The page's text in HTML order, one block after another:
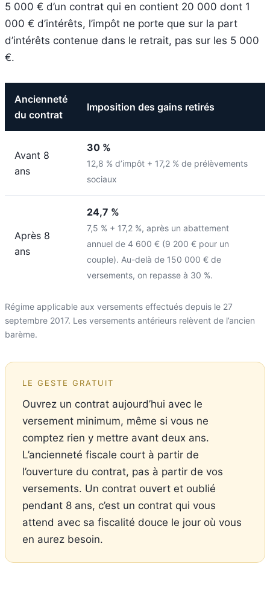
5 000 € d’un contrat qui en contient 20 000 dont 1
000 € d’intérêts, l’impôt ne porte que sur la part
d’intérêts contenue dans le retrait, pas sur les 5 000
€.
Ancienneté
du contrat
Imposition des gains retirés
Avant 8
ans
30 %
12,8 % d’impôt + 17,2 % de prélèvements
sociaux
Après 8
ans
24,7 %
7,5 % + 17,2 %, après un abattement
annuel de 4 600 € (9 200 € pour un
couple). Au-delà de 150 000 € de
versements, on repasse à 30 %.
Régime applicable aux versements effectués depuis le 27
septembre 2017. Les versements antérieurs relèvent de l’ancien
barème.
LE GESTE GRATUIT
Ouvrez un contrat aujourd’hui avec le
versement minimum, même si vous ne
comptez rien y mettre avant deux ans.
L’ancienneté fiscale court à partir de
l’ouverture du contrat, pas à partir de vos
versements. Un contrat ouvert et oublié
pendant 8 ans, c’est un contrat qui vous
attend avec sa fiscalité douce le jour où vous
en aurez besoin.